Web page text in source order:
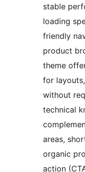
stable
loading
friendly
product
theme
for
without
technical
areas,
organic
action